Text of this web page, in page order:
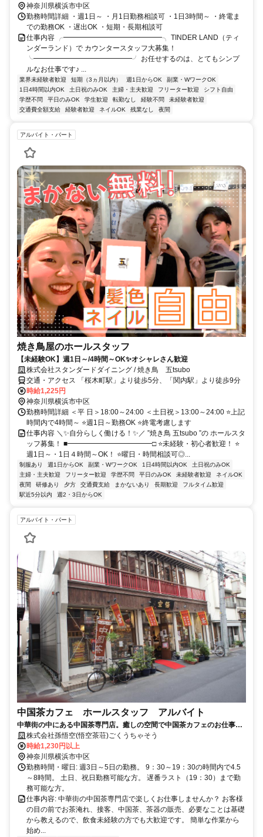
神奈川県横浜市中区
勤務時間詳細 ・週1日～ ・月1日勤務相談可 ・1日3時間～ ・終電ま
での勤務OK ・遅出OK ・短期・長期相談可
仕事内容 ╭━━━━━━━━━━━━━━╮ TINDER LAND（ティ
ンダーランド）で カウンタースタッフ大募集！
╰━━━━━━━━━━━━━━╯ お任せするのは、とてもシンプ
ルなお仕事です♪ ...
業界未経験者歓迎 短期（3ヵ月以内） 週1日からOK
副業・WワークOK
1日4時間以内OK
土日祝のみOK 主婦・主夫歓迎 フリーター歓迎
シフト自由
学歴不問
平日のみOK 学生歓迎 転勤なし 経験不問
未経験者歓迎
交通費全額支給
経験者歓迎 ネイルOK 残業なし 夜間
アルバイト・パート
焼き鳥屋のホールスタッフ
【未経験OK】週1日～/4時間～OK✨オシャレさん歓迎
株式会社スタンダードダイニング / 焼き鳥 五tsubo
交通・アクセス 「桜木町駅」より徒歩5分、「関内駅」より徒歩9分
時給1,225円
神奈川県横浜市中区
勤務時間詳細 ＜平 日＞18:00～24:00 ＜土日祝＞13:00～24:00 ⭐上記
時間内で4時間～ ⭐週1日～勤務OK ⭐終電考慮します
仕事内容 ＼✨自分らしく働ける！✨／ ”焼き鳥 五tsubo ”の ホールスタ
ッフ募集！ ■━━━━━━━━━━━━□ ⭐未経験・初心者歓迎！ ⭐
週1日～・1日４時間～OK！ ⭐曜日・時間相談可◎...
制服あり 週1日からOK 副業・WワークOK 1日4時間以内OK
土日祝のみOK
主婦・主夫歓迎
フリーター歓迎 学歴不問 平日のみOK 未経験者歓迎
ネイルOK
夜間
研修あり 夕方 交通費支給 まかないあり 長期歓迎
フルタイム歓迎
駅近5分以内
週2・3日からOK
アルバイト・パート
中国茶カフェ ホールスタッフ アルバイト
中華街の中にある中国茶専門店。癒しの空間で中国茶カフェのお仕事で
す。中国茶知らなくてもOK！週3～勤務可
株式会社孫悟空(悟空茶荘)ごくうちゃそう
時給1,230円以上
神奈川県横浜市中区
勤務時間・曜日: 週3日～5日の勤務。 9：30～19：30の時間内で4.5
～8時間。 土日、祝日勤務可能な方。 遅番ラスト（19：30）まで勤
務可能な方。
仕事内容: 中華街の中国茶専門店で楽しくお仕事しませんか？ お客様
の目の前でお茶淹れ、接客、中国茶、茶器の販売、必要なことは基礎
から教えるので、飲食未経験の方でも大歓迎です。 簡単な作業から
始め...